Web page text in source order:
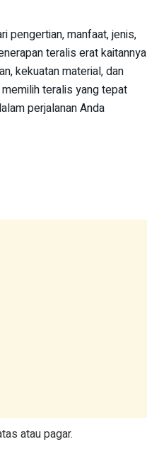
pengertian, manfaat, jenis,
teralis erat kaitannya
kekuatan material, dan
teralis yang tepat
perjalanan Anda
atau pagar.